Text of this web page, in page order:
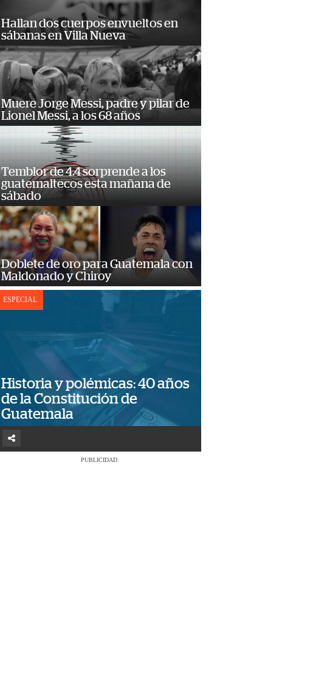
Hallan dos cuerpos envueltos en
sábanas en Villa Nueva
Muere Jorge Messi, padre y pilar de
Lionel Messi, a los 68 años
Temblor de 4.4 sorprende a los
guatemaltecos esta mañana de
sábado
Doblete de oro para Guatemala con
Maldonado y Chiroy
ESPECIAL
Historia y polémicas: 40 años
de la Constitución de
Guatemala
PUBLICIDAD